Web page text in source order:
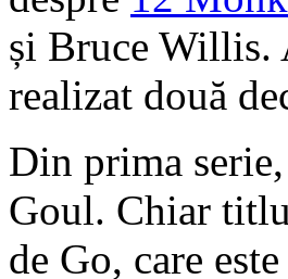
și Bruce Willis.
realizat două
Din prima
Goul. Chiar
de Go, care